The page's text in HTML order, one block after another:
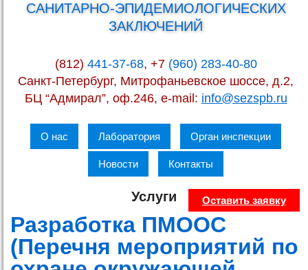
САНИТАРНО-ЭПИДЕМИОЛОГИЧЕСКИХ
ЗАКЛЮЧЕНИЙ
(812) 441-37-68, +7 (960) 283-40-80
Санкт-Петербург, Митрофаньевское шоссе, д.2,
БЦ “Адмирал”, оф.246, e-mail: info@sezspb.ru
О нас Лаборатория Орган инспекции
Новости Контакты
Услуги Оставить заявку
Разработка ПМООС
(Перечня мероприятий по